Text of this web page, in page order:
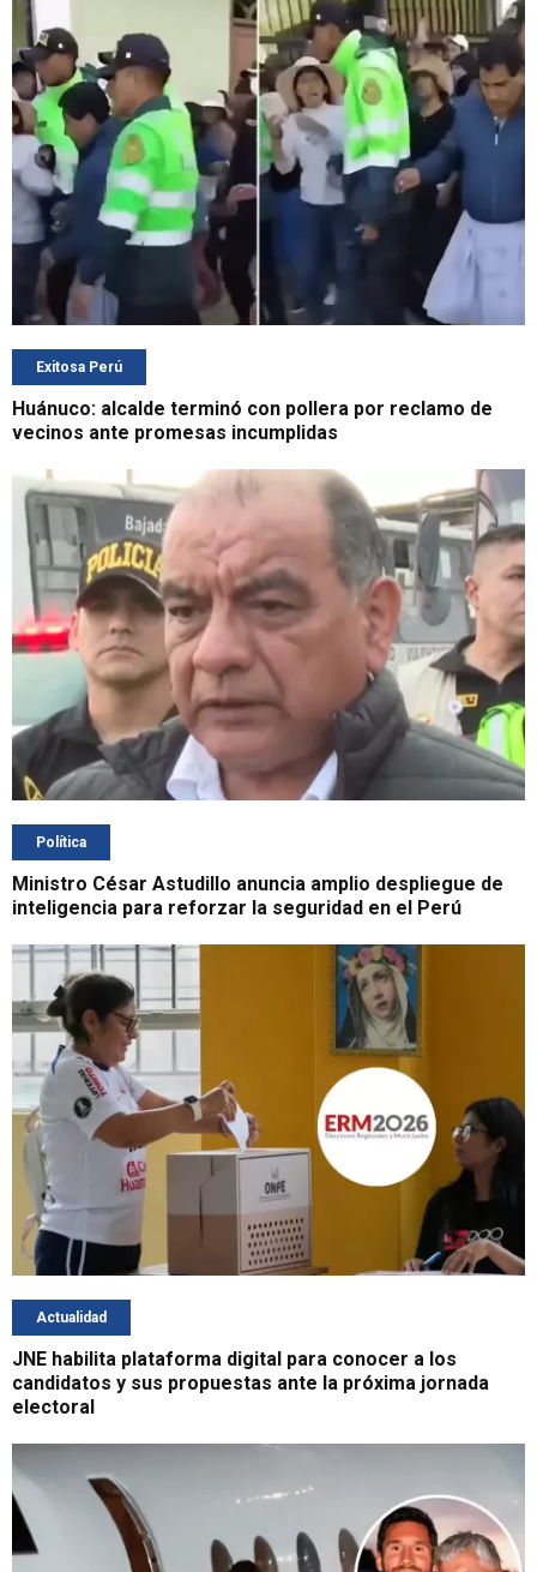
Exitosa Perú
Huánuco: alcalde terminó con pollera por reclamo de
vecinos ante promesas incumplidas
Política
Ministro César Astudillo anuncia amplio despliegue de
inteligencia para reforzar la seguridad en el Perú
Actualidad
JNE habilita plataforma digital para conocer a los
candidatos y sus propuestas ante la próxima jornada
electoral